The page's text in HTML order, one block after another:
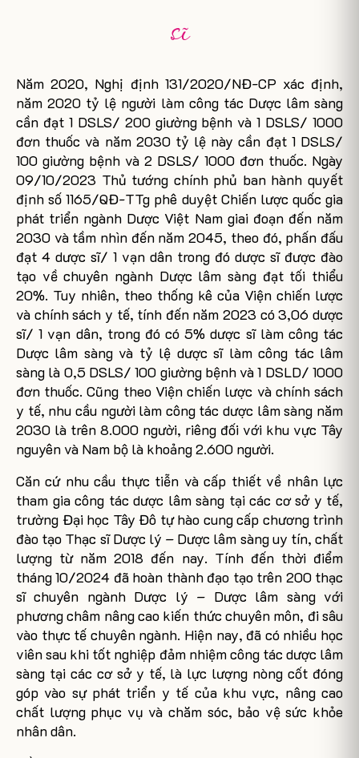
sĩ
Năm 2020, Nghị định 131/2020/NĐ-CP xác định,
năm 2020 tỷ lệ người làm công tác Dược lâm sàng
cần đạt 1 DSLS/ 200 giường bệnh và 1 DSLS/ 1000
đơn thuốc và năm 2030 tỷ lệ này cần đạt 1 DSLS/
100 giường bệnh và 2 DSLS/ 1000 đơn thuốc. Ngày
09/10/2023 Thủ tướng chính phủ ban hành quyết
định số 1165/QĐ-TTg phê duyệt Chiến lược quốc gia
phát triển ngành Dược Việt Nam giai đoạn đến năm
2030 và tầm nhìn đến năm 2045, theo đó, phấn đấu
đạt 4 dược sĩ/ 1 vạn dân trong đó dược sĩ được đào
tạo về chuyên ngành Dược lâm sàng đạt tối thiểu
20%. Tuy nhiên, theo thống kê của Viện chiến lược
và chính sách y tế, tính đến năm 2023 có 3,06 dược
sĩ/ 1 vạn dân, trong đó có 5% dược sĩ làm công tác
Dược lâm sàng và tỷ lệ dược sĩ làm công tác lâm
sàng là 0,5 DSLS/ 100 giường bệnh và 1 DSLD/ 1000
đơn thuốc. Cũng theo Viện chiến lược và chính sách
y tế, nhu cầu người làm công tác dược lâm sàng năm
2030 là trên 8.000 người, riêng đối với khu vực Tây
nguyên và Nam bộ là khoảng 2.600 người.
Căn cứ nhu cầu thực tiễn và cấp thiết về nhân lực
tham gia công tác dược lâm sàng tại các cơ sở y tế,
trường Đại học Tây Đô tự hào cung cấp chương trình
đào tạo Thạc sĩ Dược lý – Dược lâm sàng uy tín, chất
lượng từ năm 2018 đến nay. Tính đến thời điểm
tháng 10/2024 đã hoàn thành đạo tạo trên 200 thạc
sĩ chuyên ngành Dược lý – Dược lâm sàng với
phương châm nâng cao kiến thức chuyên môn, đi sâu
vào thực tế chuyên ngành. Hiện nay, đã có nhiều học
viên sau khi tốt nghiệp đảm nhiệm công tác dược lâm
sàng tại các cơ sở y tế, là lực lượng nòng cốt đóng
góp vào sự phát triển y tế của khu vực, nâng cao
chất lượng phục vụ và chăm sóc, bảo vệ sức khỏe
nhân dân.